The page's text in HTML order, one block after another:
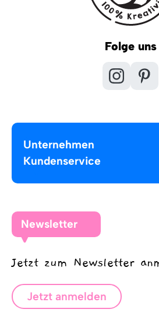
Folge uns
Unternehmen
Kundenservice
Newsletter
Jetzt zum Newsletter
Jetzt anmelden